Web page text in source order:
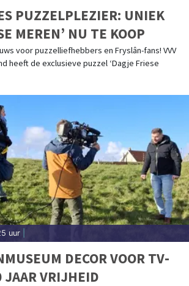
PUZZELPLEZIER: UNIEK
MEREN’ NU TE KOOP
voor puzzelliefhebbers en Fryslân-fans! VVV
heeft de exclusieve puzzel ‘Dagje Friese
uur
DECOR VOOR TV-
JAAR VRIJHEID